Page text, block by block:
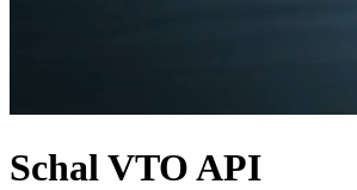
Schal VTO API